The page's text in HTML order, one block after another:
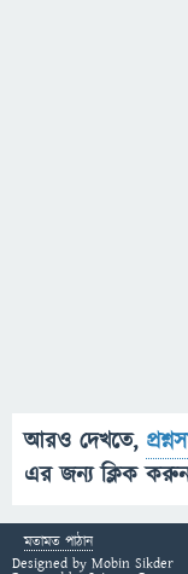
আরও দেখতে,
এর জন্য ক্লিক
মতামত পাঠান
Designed by Mobin Sikder